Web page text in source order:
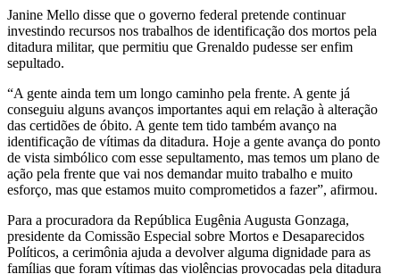
Janine Mello disse que o governo federal pretende continuar
investindo recursos nos trabalhos de identificação dos mortos pela
ditadura militar, que permitiu que Grenaldo pudesse ser enfim
sepultado.
“A gente ainda tem um longo caminho pela frente. A gente já
conseguiu alguns avanços importantes aqui em relação à alteração
das certidões de óbito. A gente tem tido também avanço na
identificação de vítimas da ditadura. Hoje a gente avança do ponto
de vista simbólico com esse sepultamento, mas temos um plano de
ação pela frente que vai nos demandar muito trabalho e muito
esforço, mas que estamos muito comprometidos a fazer”, afirmou.
Para a procuradora da República Eugênia Augusta Gonzaga,
presidente da Comissão Especial sobre Mortos e Desaparecidos
Políticos, a cerimônia ajuda a devolver alguma dignidade para as
famílias que foram vítimas das violências provocadas pela ditadura